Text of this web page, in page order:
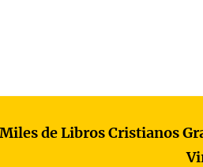
Miles de Libros Cristianos